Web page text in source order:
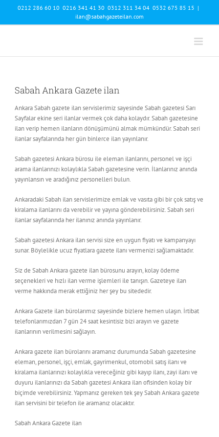
content
0212 286 60 10 0216 341 41 30 0312 311 34 04 0532 675 85 15 |
ilan@sabahgazeteilan.com
Sabah Ankara Gazete ilan
Ankara Sabah gazete ilan servislerimiz sayesinde Sabah gazetesi Sarı
Sayfalar ekine seri ilanlar vermek çok daha kolaydır. Sabah gazetesine
ilan verip hemen ilanların dönüşümünü almak mümkündür. Sabah seri
ilanlar sayfalarında her gün binlerce ilan yayınlanır.
Sabah gazetesi Ankara bürosu ile eleman ilanlarını, personel ve işçi
arama ilanlarınızı kolaylıkla Sabah gazetesine verin. İlanlarınız anında
yayınlansın ve aradığınız personelleri bulun.
Ankaradaki Sabah ilan servislerimize emlak ve vasıta gibi bir çok satış ve
kiralama ilanlarını da verebilir ve yayına gönderebilirsiniz. Sabah seri
ilanlar sayfalarında her ilanınız anında yayınlanır.
Sabah gazetesi Ankara ilan servisi size en uygun fiyatı ve kampanyayı
sunar. Böylelikle ucuz fiyatlara gazete ilanı vermenizi sağlamaktadır.
Siz de Sabah Ankara gazete ilan bürosunu arayın, kolay ödeme
seçenekleri ve hızlı ilan verme işlemleri ile tanışın. Gazeteye ilan
verme hakkında merak ettiğiniz her şey bu sitededir.
Ankara Gazete ilan bürolarımız sayesinde bizlere hemen ulaşın. İrtibat
telefonlarımızdan 7 gün 24 saat kesintisiz bizi arayın ve gazete
ilanlarının verilmesini sağlayın.
Ankara gazete ilan bürolarını aramanız durumunda Sabah gazetesine
eleman, personel, işçi, emlak, gayrimenkul, otomobil satış ilanı ve
kiralama ilanlarınızı kolaylıkla vereceğiniz gibi kayıp ilanı, zayi ilanı ve
duyuru ilanlarınızı da Sabah gazetesi Ankara ilan ofisinden kolay bir
biçimde verebilirsiniz. Yapmanız gereken tek şey Sabah Ankara gazete
ilan servisini bir telefon ile aramanız olacaktır.
Sabah Ankara Gazete ilan